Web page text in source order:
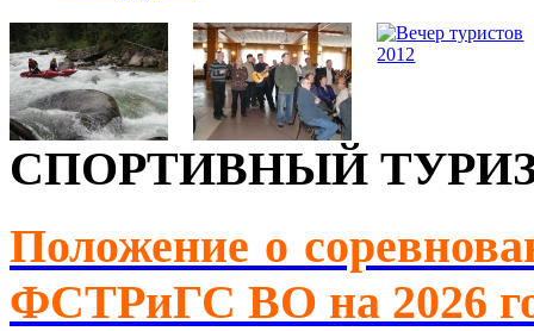
СПОРТИВНЫЙ
Положение о
ФСТРиГС ВО на 2026